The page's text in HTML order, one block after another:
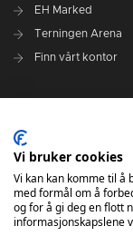
EH Marked
Terningen Arena
Finn vårt kontor
Administrasjonen i
Styre og utvalg
Vi bruker cookies
Vi kan kan komme til å
med formål om å
og for å gi deg en flott
informasjonskapslene